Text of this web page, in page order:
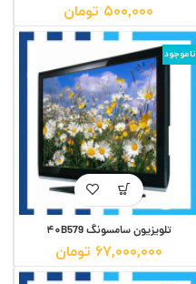
۵۰۰,۰۰۰ تومان
ناموجود
تلویزیون سامسونگ ۴۰B579
۶۷,۰۰۰,۰۰۰ تومان